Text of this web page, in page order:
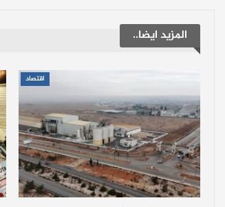
المزيد ايضا..
اقتصاد